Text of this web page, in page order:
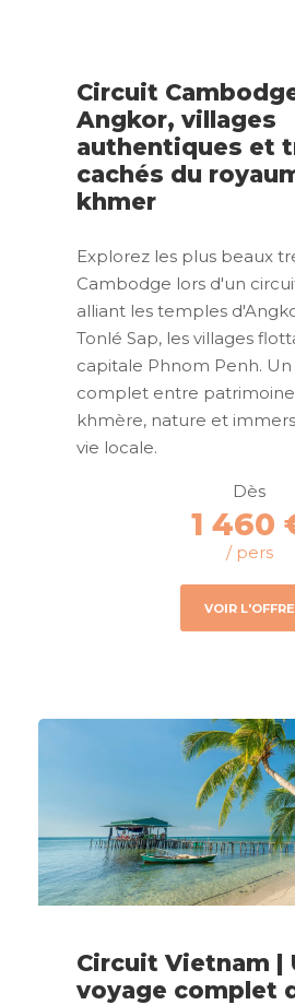
Circuit
Angkor, villages
authentiques et
cachés du
khmer
Explorez les plus beaux
Cambodge lors d'un
alliant les temples
Tonlé Sap, les villages
capitale Phnom Penh. Un
complet entre
khmère, nature et
vie locale.
Dès
1 460
/ pers
VOIR L'OFFRE
Circuit Vietnam |
voyage complet